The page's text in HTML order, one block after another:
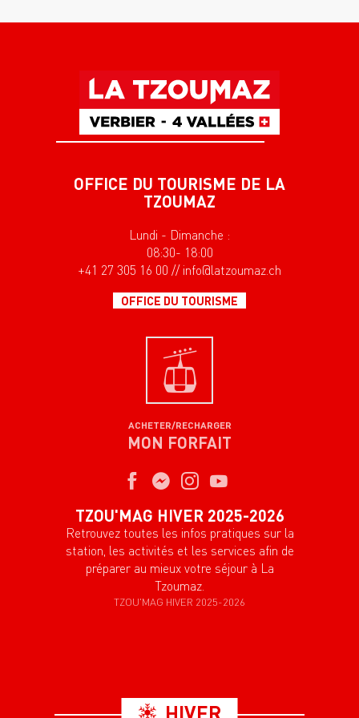
OFFICE DU TOURISME DE LA
TZOUMAZ
Lundi - Dimanche :
08:30- 18:00
+41 27 305 16 00 // info@latzoumaz.ch
OFFICE DU TOURISME
ACHETER/RECHARGER
MON FORFAIT
TZOU'MAG HIVER 2025-2026
Retrouvez toutes les infos pratiques sur la
station, les activités et les services afin de
préparer au mieux votre séjour à La
Tzoumaz.
TZOU'MAG HIVER 2025-2026
HIVER